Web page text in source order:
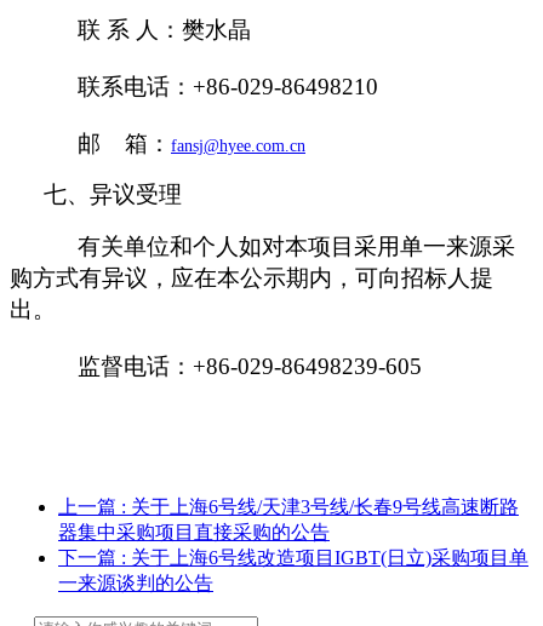
联 系 人：樊水晶
联系电话： +86-029-86498210
邮 箱： fansj@hyee.com.cn
七、异议受理
有关单位和个人如对本项目采用单一来源采
购方式有异议，应在本公示期内，可向招标人提
出。
监督电话： +86-029-86498239-605
上一篇 : 关于上海6号线/天津3号线/长春9号线高速断路
器集中采购项目直接采购的公告
下一篇 : 关于上海6号线改造项目IGBT(日立)采购项目单
一来源谈判的公告